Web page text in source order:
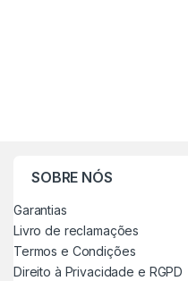
SOBRE NÓS
Garantias
Livro de reclamações
Termos e Condições
Direito à Privacidade e RGPD